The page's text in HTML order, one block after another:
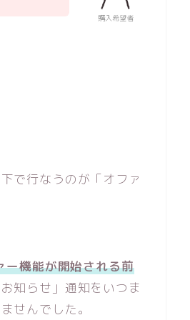
購入希望者
で行なうのが「オファ
ー機能が開始される前
知らせ」通知をいつま
せんでした。